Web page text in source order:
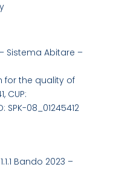
– Sistema Abitare –
for the quality of
CUP:
SPK-08_01245412
Bando 2023 –